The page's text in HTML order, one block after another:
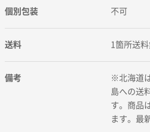
個別包装 不可
送料 1箇所送
備考
※北海道
島への送
す。商品
ます。最